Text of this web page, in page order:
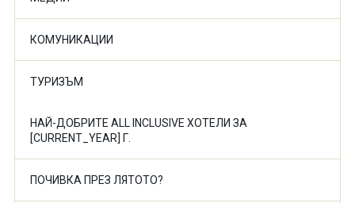
КОМУНИКАЦИИ
ТУРИЗЪМ
НАЙ-ДОБРИТЕ ALL INCLUSIVE ХОТЕЛИ ЗА
[CURRENT_YEAR] Г.
ПОЧИВКА ПРЕЗ ЛЯТОТО?